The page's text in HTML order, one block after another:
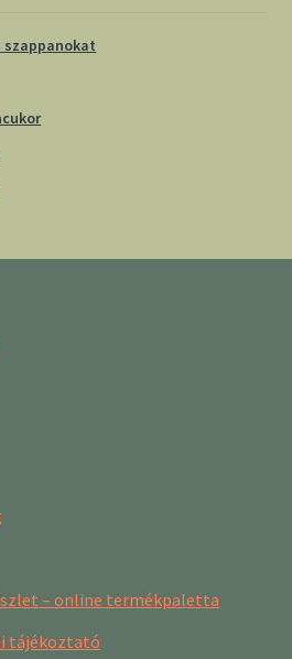
szappanokat
– online termékpaletta
tájékoztató